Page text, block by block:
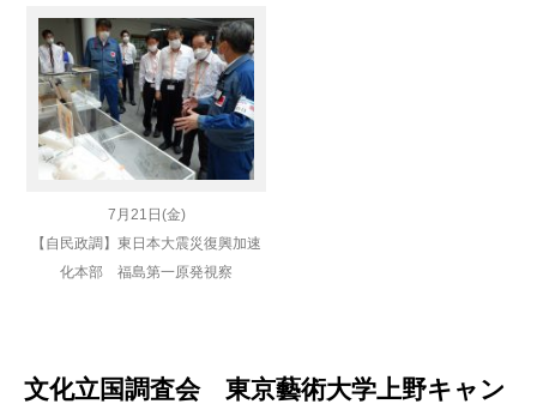
7月21日(金)
【自民政調】東日本大震災復興加速
化本部 福島第一原発視察
文化立国調査会 東京藝術大学上野キャン